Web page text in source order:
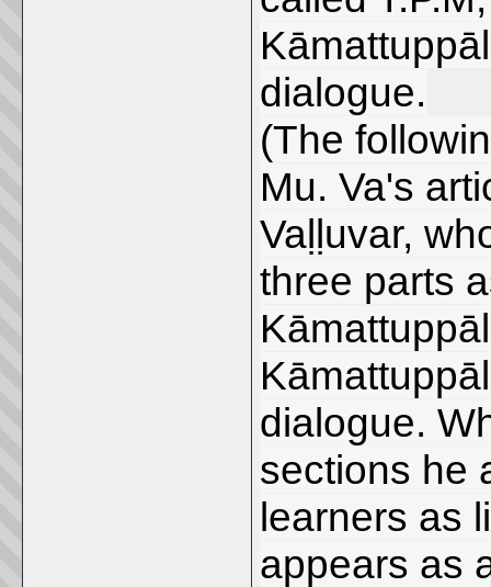
dialogue.
(The
Mu. Va's
Vaḷḷuvar,
three parts
dialogue.
sections he
learners as
appears as